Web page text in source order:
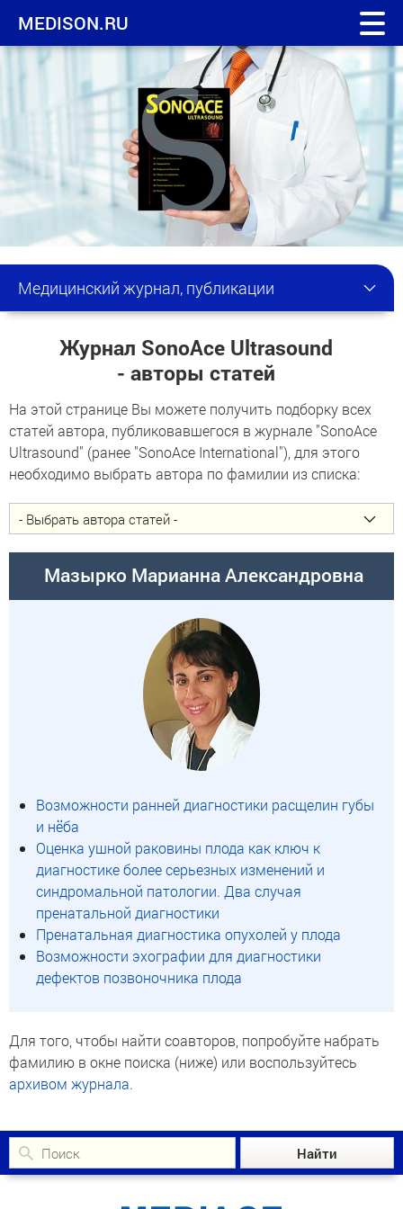
MEDISON.RU
Медицинский журнал, публикации
Журнал SonoAce Ultrasound
- авторы статей
На этой странице Вы можете получить подборку всех
статей автора, публиковавшегося в журнале "SonoAce
Ultrasound" (ранее "SonoAce International"), для этого
необходимо выбрать автора по фамилии из списка:
Мазырко Марианна Александровна
Возможности ранней диагностики расщелин губы
и нёба
Оценка ушной раковины плода как ключ к
диагностике более серьезных изменений и
синдромальной патологии. Два случая
пренатальной диагностики
Пренатальная диагностика опухолей у плода
Возможности эхографии для диагностики
дефектов позвоночника плода
Для того, чтобы найти соавторов, попробуйте набрать
фамилию в окне поиска (ниже) или воспользуйтесь
архивом журнала.